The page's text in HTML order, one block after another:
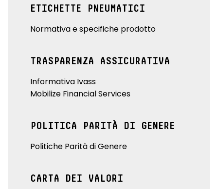
ETICHETTE PNEUMATICI
Normativa e specifiche prodotto
TRASPARENZA ASSICURATIVA
Informativa Ivass
Mobilize Financial Services
POLITICA PARITÀ DI GENERE
Politiche Parità di Genere
CARTA DEI VALORI